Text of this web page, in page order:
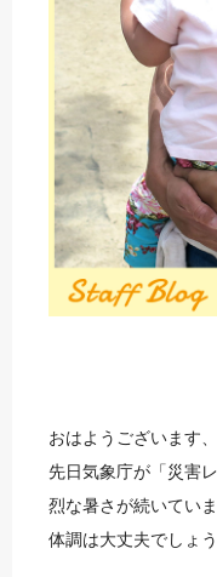
おはようございます
先日気象庁が「災害
烈な暑さが続いていま
体調は大丈夫でしょ